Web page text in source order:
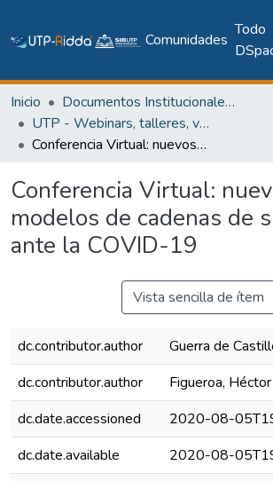
Comunidades
Todo
Inicio
Documentos Institucionales y Memoria Universitaria
UTP - Webinars, talleres, videoconferencias y cápsulas institucionales
Conferencia Virtual: nuevos modelos de cadenas de suministros ante la COVID-19
Conferencia Virtual:
modelos de cadenas de
ante la COVID-19
Vista sencilla de ítem
dc.contributor.author
Guerra de
dc.contributor.author
Figueroa, Héctor
dc.date.accessioned
2020-08-
dc.date.available
2020-08-